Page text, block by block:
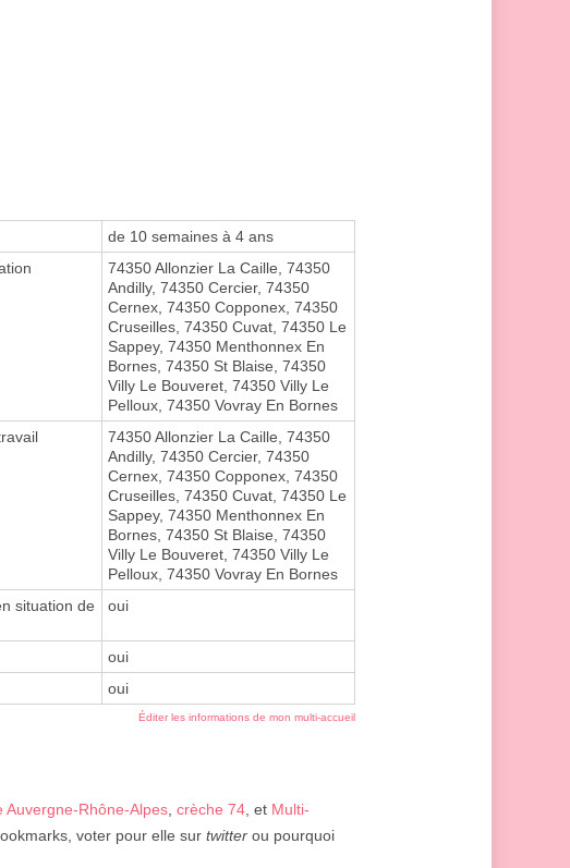
de 10 semaines à 4 ans
74350 Allonzier La Caille, 74350
Andilly, 74350 Cercier, 74350
Cernex, 74350 Copponex, 74350
Cruseilles, 74350 Cuvat, 74350 Le
Sappey, 74350 Menthonnex En
Bornes, 74350 St Blaise, 74350
Villy Le Bouveret, 74350 Villy Le
Pelloux, 74350 Vovray En Bornes
74350 Allonzier La Caille, 74350
Andilly, 74350 Cercier, 74350
Cernex, 74350 Copponex, 74350
Cruseilles, 74350 Cuvat, 74350 Le
Sappey, 74350 Menthonnex En
Bornes, 74350 St Blaise, 74350
Villy Le Bouveret, 74350 Villy Le
Pelloux, 74350 Vovray En Bornes
situation de
oui
oui
oui
Éditer les informations de mon multi-accueil
Auvergne-Rhône-Alpes crèche 74 , et Multi-
voter pour elle sur twitter ou pourquoi